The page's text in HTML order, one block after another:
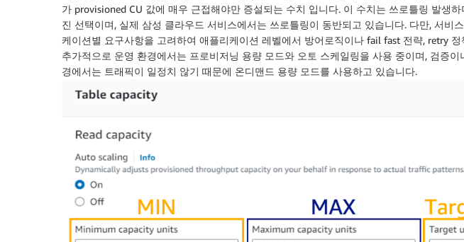
가 provisioned CU 값에 매우 근접해야만 증설되는 수치 입니다. 이 수치는 쓰로틀링 발생
진 선택이며, 실제 삼성 클라우드 서비스에서는 쓰로틀링이 동반되고 있습니다. 다만, 서비
케이션별 요구사항을 고려하여 애플리케이션 레벨에서 방어로직이나 fail fast 전략, retry
추가적으로 운영 환경에서는 프로비저닝 용량 모드와 오토 스케일링을 사용 중이며, 검증
경에서는 트래픽이 일정치 않기 때문에 온디맨드 용량 모드를 사용하고 있습니다.